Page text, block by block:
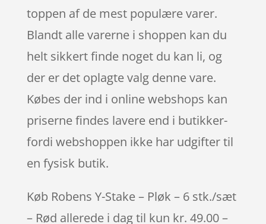
toppen af de mest populære varer.
Blandt alle varerne i shoppen kan du
helt sikkert finde noget du kan li, og
der er det oplagte valg denne vare.
Købes der ind i online webshops kan
priserne findes lavere end i butikker-
fordi webshoppen ikke har udgifter til
en fysisk butik.
Køb Robens Y-Stake – Pløk – 6 stk./sæt
– Rød allerede i dag til kun kr. 49.00 –